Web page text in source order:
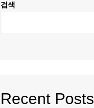
검색
Recent Posts